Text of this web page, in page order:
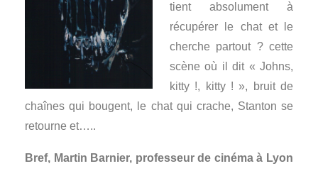
tient absolument à
récupérer le chat et le
cherche partout ? cette
scène où il dit « Johns,
kitty !, kitty ! », bruit de
chaînes qui bougent, le chat qui crache, Stanton se
retourne et…..
Bref, Martin Barnier, professeur de cinéma à Lyon